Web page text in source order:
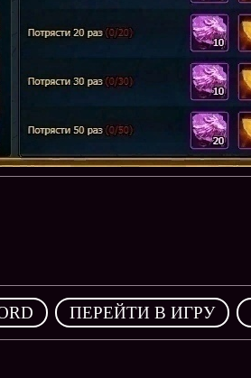
, ПЕРЕЙТИ В ИГРУ ,